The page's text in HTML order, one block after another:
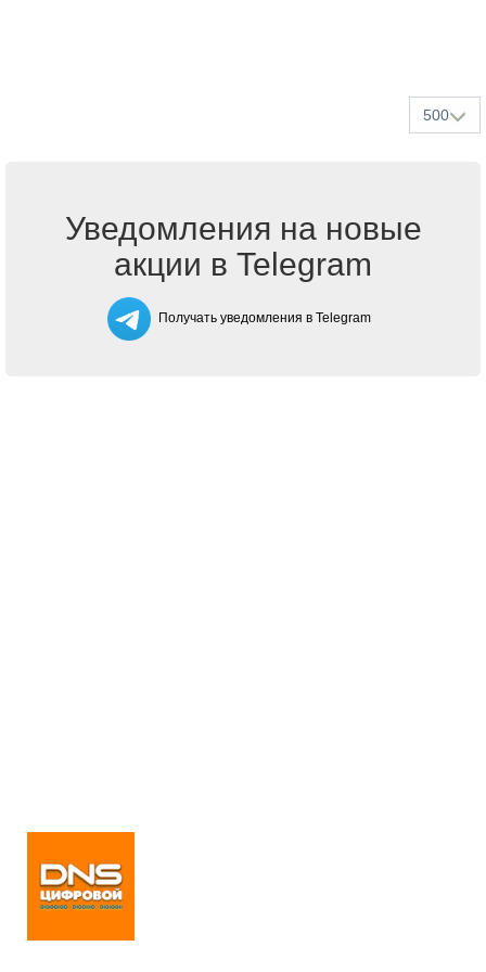
500
Уведомления на новые
акции в Telegram
Получать уведомления в Telegram